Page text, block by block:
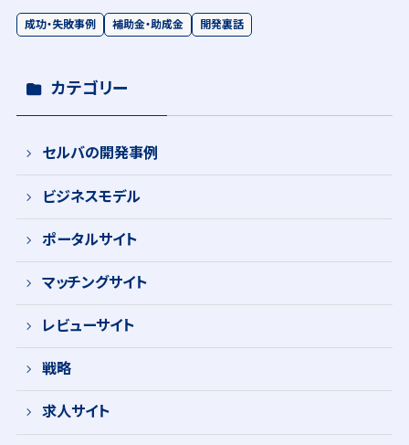
成功・失敗事例 補助金・助成金 開発裏話
カテゴリー
セルバの開発事例
ビジネスモデル
ポータルサイト
マッチングサイト
レビューサイト
戦略
求人サイト